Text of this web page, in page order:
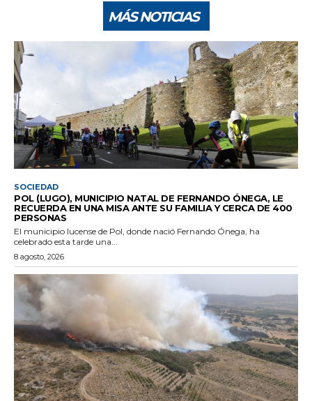
MÁS NOTICIAS
SOCIEDAD
POL (LUGO), MUNICIPIO NATAL DE FERNANDO ÓNEGA, LE
RECUERDA EN UNA MISA ANTE SU FAMILIA Y CERCA DE 400
PERSONAS
El municipio lucense de Pol, donde nació Fernando Ónega, ha
celebrado esta tarde una...
8 agosto, 2026